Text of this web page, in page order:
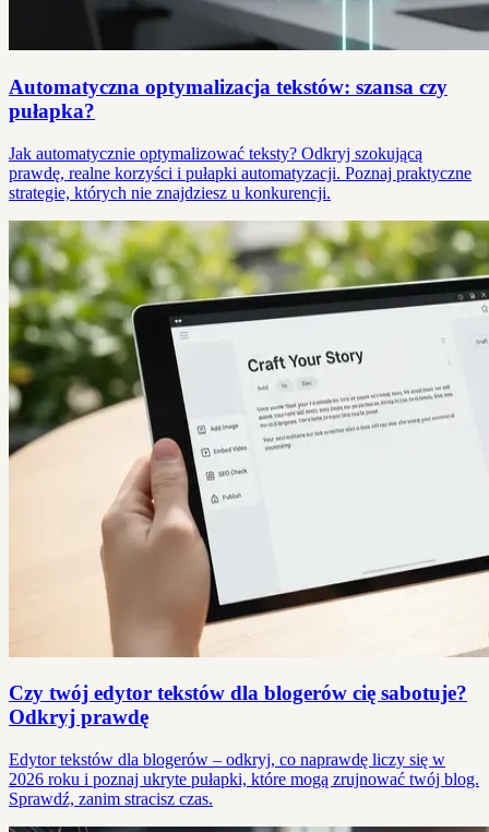
Automatyczna optymalizacja tekstów: szansa czy
pułapka?
Jak automatycznie optymalizować teksty? Odkryj szokującą
prawdę, realne korzyści i pułapki automatyzacji. Poznaj praktyczne
strategie, których nie znajdziesz u konkurencji.
Czy twój edytor tekstów dla blogerów cię sabotuje?
Odkryj prawdę
Edytor tekstów dla blogerów – odkryj, co naprawdę liczy się w
2026 roku i poznaj ukryte pułapki, które mogą zrujnować twój blog.
Sprawdź, zanim stracisz czas.